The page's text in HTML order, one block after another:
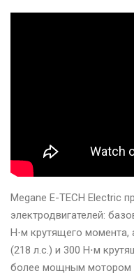
Megane E-TECH Electric
электродвигателей:
Н⋅м крутящего
(218 л.с.) и 300 Н⋅м
более мощным мотором